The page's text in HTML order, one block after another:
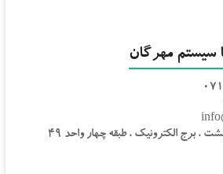
مهرگان
، برج الکترونیک ، طبقه چهار واحد 49